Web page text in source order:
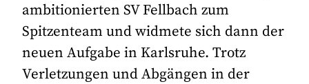
ambitionierten SV Fellbach zum
Spitzenteam und widmete sich dann der
neuen Aufgabe in Karlsruhe. Trotz
Verletzungen und Abgängen in der